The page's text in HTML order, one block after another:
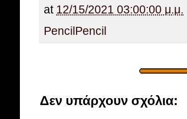
at 12/15/2021 03:00:00 μ.μ.
Pencil Pencil
Δεν υπάρχουν σχόλια: